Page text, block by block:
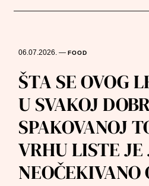
06.07.2026.—FOOD
ŠTA SE OVOG
U SVAKOJ
SPAKOVANOJ
VRHU LISTE JE
NEOČEKIVANO